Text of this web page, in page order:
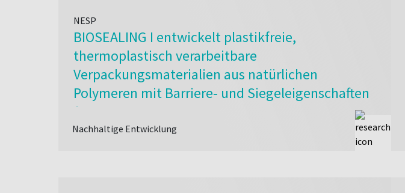
NESP
BIOSEALING I entwickelt plastikfreie,
thermoplastisch verarbeitbare
Verpackungsmaterialien aus natürlichen
Polymeren mit Barriere- und Siegeleigenschaften
für nachhaltige Lebensmittelverpackungen
Nachhaltige Entwicklung